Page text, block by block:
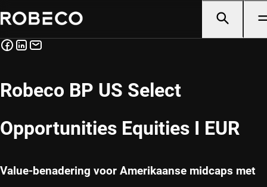
Robeco BP US Select
Opportunities Equities I EUR
Value-benadering voor Amerikaanse midcaps met